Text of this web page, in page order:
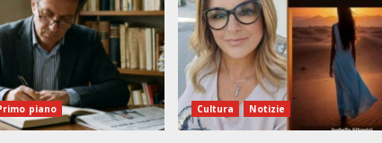
piano Cultura Notizie